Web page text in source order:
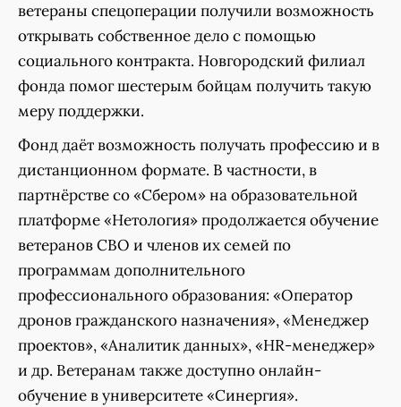
ветераны спецоперации получили возможность
открывать собственное дело с помощью
социального контракта. Новгородский филиал
фонда помог шестерым бойцам получить такую
меру поддержки.
Фонд даёт возможность получать профессию и в
дистанционном формате. В частности, в
партнёрстве со «Сбером» на образовательной
платформе «Нетология» продолжается обучение
ветеранов СВО и членов их семей по
программам дополнительного
профессионального образования: «Оператор
дронов гражданского назначения», «Менеджер
проектов», «Аналитик данных», «HR-менеджер»
и др. Ветеранам также доступно онлайн-
обучение в университете «Синергия».